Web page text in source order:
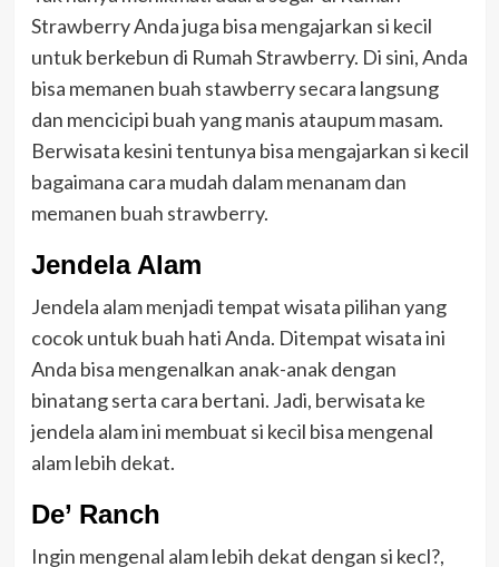
Strawberry Anda juga bisa mengajarkan si kecil
untuk berkebun di Rumah Strawberry. Di sini, Anda
bisa memanen buah stawberry secara langsung
dan mencicipi buah yang manis ataupum masam.
Berwisata kesini tentunya bisa mengajarkan si kecil
bagaimana cara mudah dalam menanam dan
memanen buah strawberry.
Jendela Alam
Jendela alam menjadi tempat wisata pilihan yang
cocok untuk buah hati Anda. Ditempat wisata ini
Anda bisa mengenalkan anak-anak dengan
binatang serta cara bertani. Jadi, berwisata ke
jendela alam ini membuat si kecil bisa mengenal
alam lebih dekat.
De’ Ranch
Ingin mengenal alam lebih dekat dengan si kecl?,